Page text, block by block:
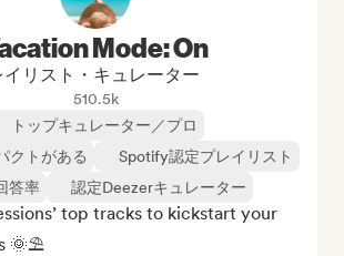
Mode: On
イリスト・キュレーター
510.5k
トップキュレーター／プロ
クトがある
Spotify認定プレイリスト
答率
認定Deezerキュレーター
top tracks to kickstart your
🌞⛱️